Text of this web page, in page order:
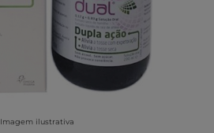
Imagem ilustrativa